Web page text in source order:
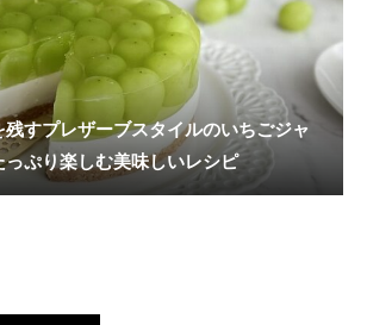
すプレザーブスタイルのいちごジャ
ぷり楽しむ美味しいレシピ